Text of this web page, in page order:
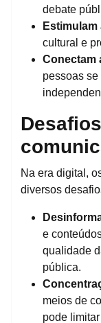
debate
cultural e
Conectam
pessoas
Na era digital,
diversos
e
qualidade
pública.
meios de
pode